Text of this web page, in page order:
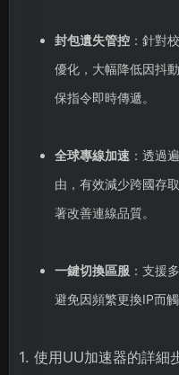
封包遺失管控：針對
優化，大幅降低因抖
保指令即時傳遞。
全球專線加速：透過
由，有效減少跨國存
著改善連線品質。
一鍵切換區服：支援
避免因頻繁更換IP而
1. 使用UU加速器的詳細